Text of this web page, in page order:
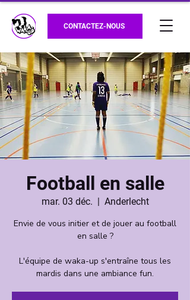
CONTACTEZ-NOUS
Football en salle
mar. 03 déc.
  |
Anderlecht
Envie de vous initier et de jouer au football
en salle ?
L'équipe de waka-up s'entraîne tous les